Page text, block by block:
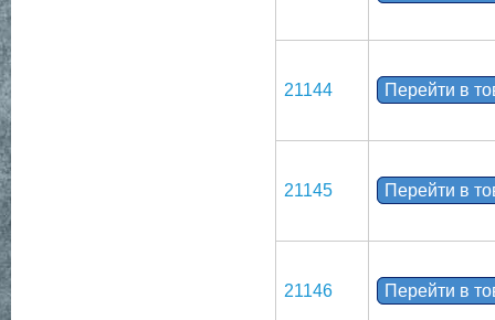
21144 Перейти в
21145 Перейти в
21146 Перейти в